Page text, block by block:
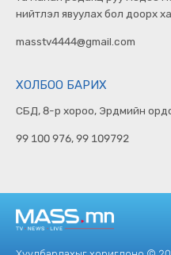
нийтлэл явуулах бол доорх
masstv4444@gmail.com
ХОЛБОО БАРИХ
СБД, 8-р хороо, Эрдмийн
99 100 976, 99 109792